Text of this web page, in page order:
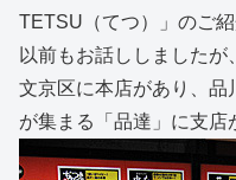
TETSU（てつ）」のご紹
以前もお話ししました
文京区に本店があり、品
が集まる「品達」に支店